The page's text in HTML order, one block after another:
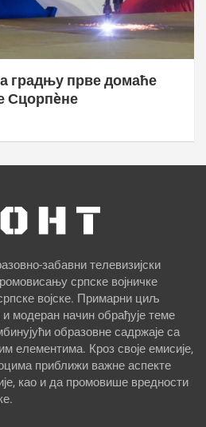
градњу прве домаће
Сцорпèне
забавни телевизијски
српске војничке
војске. Примарни циљ
модеран начин обрађује теме
образовне садржаје са
елементима. Кроз своје емисије,
приближи важне аспекте
као и да промовише вредности